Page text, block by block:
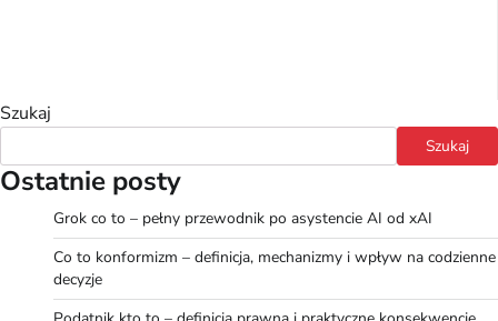
Szukaj
Szukaj
Ostatnie posty
Grok co to – pełny przewodnik po asystencie AI od xAI
Co to konformizm – definicja, mechanizmy i wpływ na codzienne
decyzje